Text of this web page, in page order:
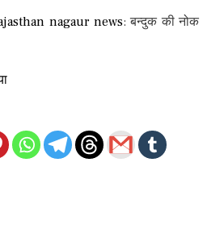
nagaur news: बन्दुक की नोक